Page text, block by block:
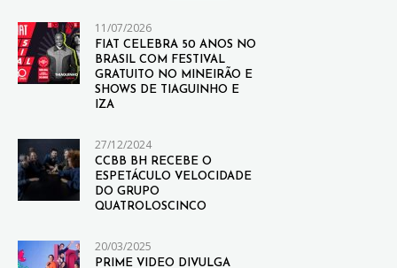
11/07/2026
FIAT CELEBRA 50 ANOS NO
BRASIL COM FESTIVAL
GRATUITO NO MINEIRÃO E
SHOWS DE TIAGUINHO E
IZA
27/12/2024
CCBB BH RECEBE O
ESPETÁCULO VELOCIDADE
DO GRUPO
QUATROLOSCINCO
20/03/2025
PRIME VIDEO DIVULGA